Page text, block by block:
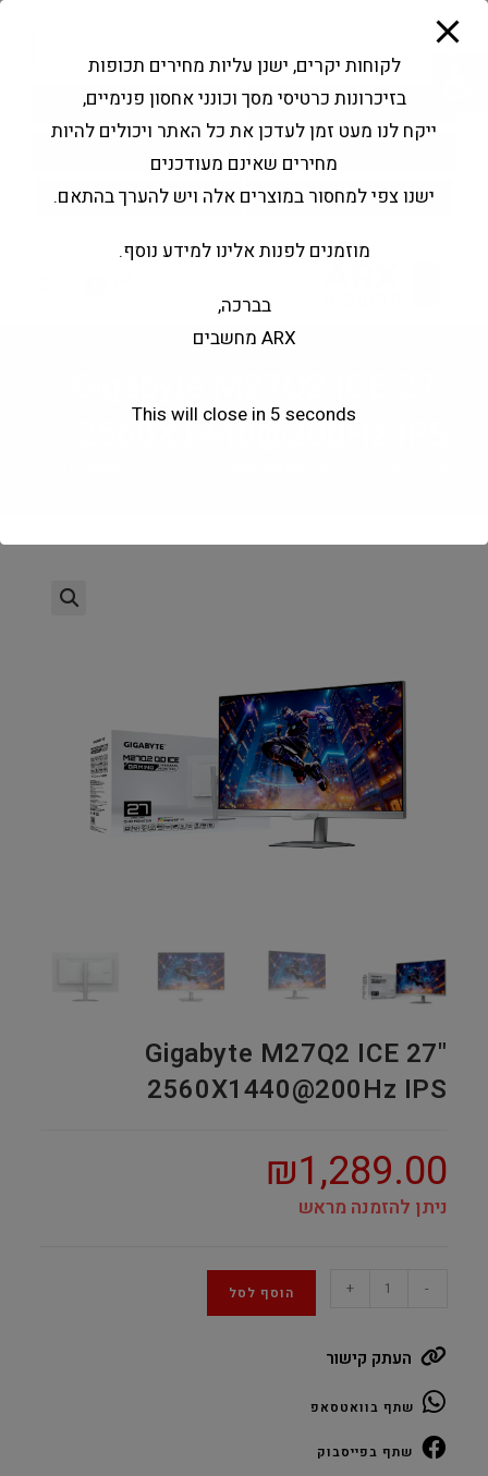
פתח סרגל נגישות
Products
search
החשבון שלי בקשה להצעה
2560X1440@200Hz IPS
Gigabyte M27Q2 ICE 27"
2560X1440@200Hz IPS
₪1,289.00
ניתן להזמנה מראש
Gigabyte
27"
2560X1440@200Hz
IPS
quantity
-
+ הוסף לסל
העתק קישור
שתף בוואטסאפ
שתף בפייסבוק
לקוחות יקרים, ישנן עליות מחירים תכופות
בזיכרונות כרטיסי מסך וכונני אחסון פנימיים,
ייקח לנו מעט זמן לעדכן את כל האתר ויכולים להיות
מחירים שאינם מעודכנים
ישנו צפי למחסור במוצרים אלה ויש להערך בהתאם.
מוזמנים לפנות אלינו למידע נוסף.
בברכה,
ARX מחשבים
This will close in 5 seconds